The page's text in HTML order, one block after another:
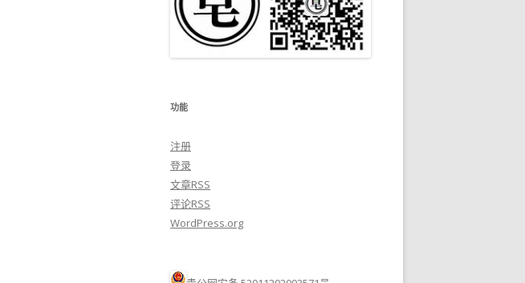
功能
注册
登录
文章RSS
评论RSS
WordPress.org